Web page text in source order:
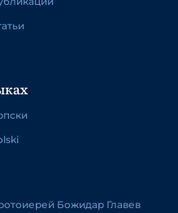
Божидар Главев